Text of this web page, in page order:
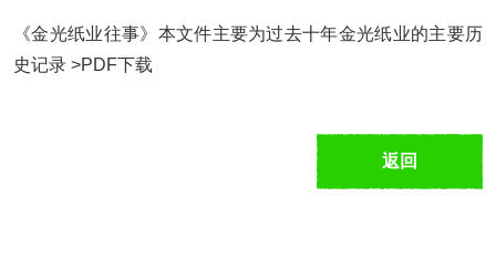
《金光纸业往事》本文件主要为过去十年金光纸业的主要历
史记录 >PDF下载
返回